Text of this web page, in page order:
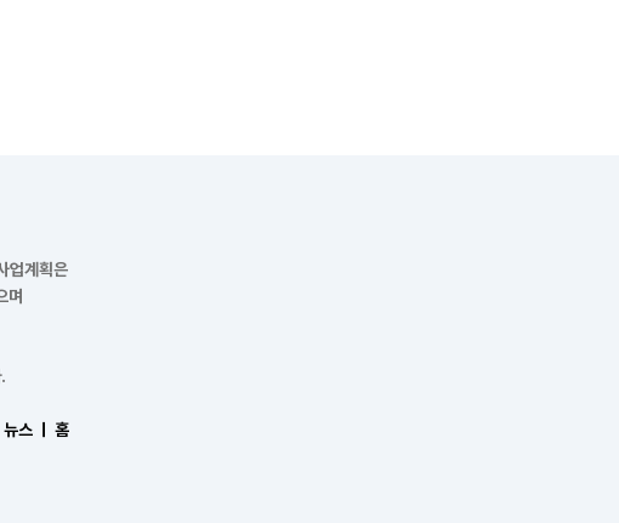
업계획은
며
뉴스 ㅣ 홈